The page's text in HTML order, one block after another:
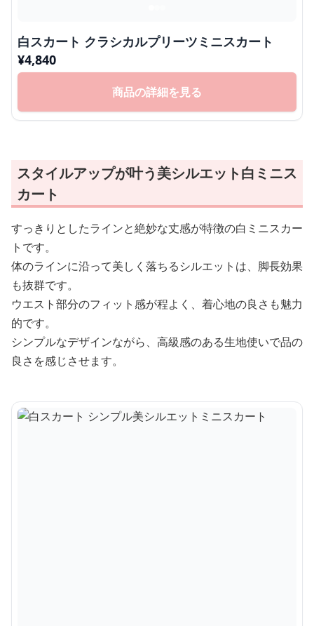
白スカート クラシカルプリーツミニスカート
¥4,840
商品の詳細を見る
スタイルアップが叶う美シルエット白ミニス
カート
すっきりとしたラインと絶妙な丈感が特徴の白ミニスカー
トです。
体のラインに沿って美しく落ちるシルエットは、脚長効果
も抜群です。
ウエスト部分のフィット感が程よく、着心地の良さも魅力
的です。
シンプルなデザインながら、高級感のある生地使いで品の
良さを感じさせます。